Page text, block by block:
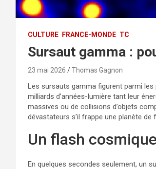
CULTURE FRANCE-MONDE TC
Sursaut gamma :
23 mai 2026 Thomas Gagnon
Les sursauts gamma figurent parmi les
milliards d’années-lumière tant leur
massives ou de collisions d’objets
dévastateurs s’il frappe une planète de
Un flash
En quelques secondes seulement, un